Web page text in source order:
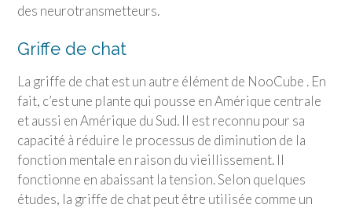
des neurotransmetteurs.
Griffe de chat
La griffe de chat est un autre élément de NooCube . En
fait, c’est une plante qui pousse en Amérique centrale
et aussi en Amérique du Sud. Il est reconnu pour sa
capacité à réduire le processus de diminution de la
fonction mentale en raison du vieillissement. Il
fonctionne en abaissant la tension. Selon quelques
études, la griffe de chat peut être utilisée comme un